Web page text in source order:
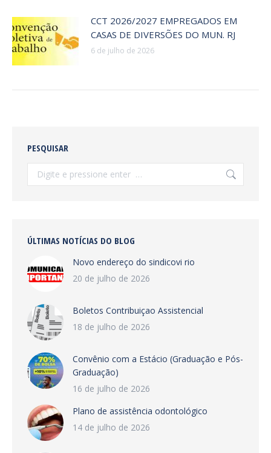
CCT 2026/2027 EMPREGADOS EM
CASAS DE DIVERSÕES DO MUN. RJ
6 de julho de 2026
PESQUISAR
Search:
ÚLTIMAS NOTÍCIAS DO BLOG
Novo endereço do sindicovi rio
20 de julho de 2026
Boletos Contribuiçao Assistencial
18 de julho de 2026
Convênio com a Estácio (Graduação e Pós-
Graduação)
16 de julho de 2026
Plano de assistência odontológico
14 de julho de 2026